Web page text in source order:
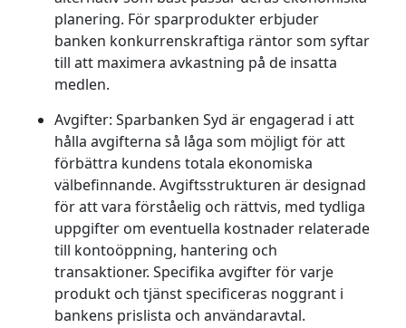
planering. För sparprodukter erbjuder
banken konkurrenskraftiga räntor som syftar
till att maximera avkastning på de insatta
medlen.
Avgifter: Sparbanken Syd är engagerad i att
hålla avgifterna så låga som möjligt för att
förbättra kundens totala ekonomiska
välbefinnande. Avgiftsstrukturen är designad
för att vara förståelig och rättvis, med tydliga
uppgifter om eventuella kostnader relaterade
till kontoöppning, hantering och
transaktioner. Specifika avgifter för varje
produkt och tjänst specificeras noggrant i
bankens prislista och användaravtal.